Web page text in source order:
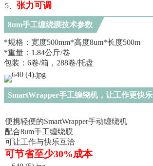
5、 张力可调
8um手工缠绕膜技术参数
*规格 ： 宽度500mm*高度8um*长度500m
*重量 ： 1.84公斤/卷
包装 ： 6卷/箱 ， 288卷/托盘
SmartWrapper手工缠绕机 ， 让工作更快乐
便携轻便的SmartWrapper手动缠绕机
配合8um手工缠绕膜
可让工作与快乐互洽
可节省至少30%成本